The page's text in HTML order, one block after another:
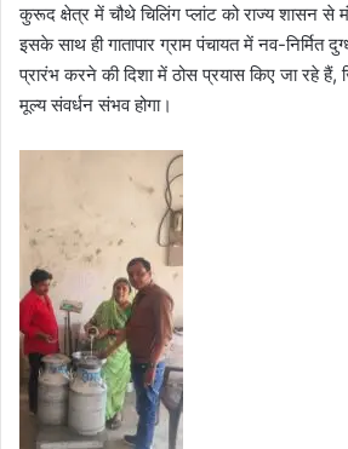
कुरूद क्षेत्र में चौथे चिलिंग प्लांट को राज्य शासन से
इसके साथ ही गातापार ग्राम पंचायत में नव-निर्मित
प्रारंभ करने की दिशा में ठोस प्रयास किए जा रहे हैं,
मूल्य संवर्धन संभव होगा।